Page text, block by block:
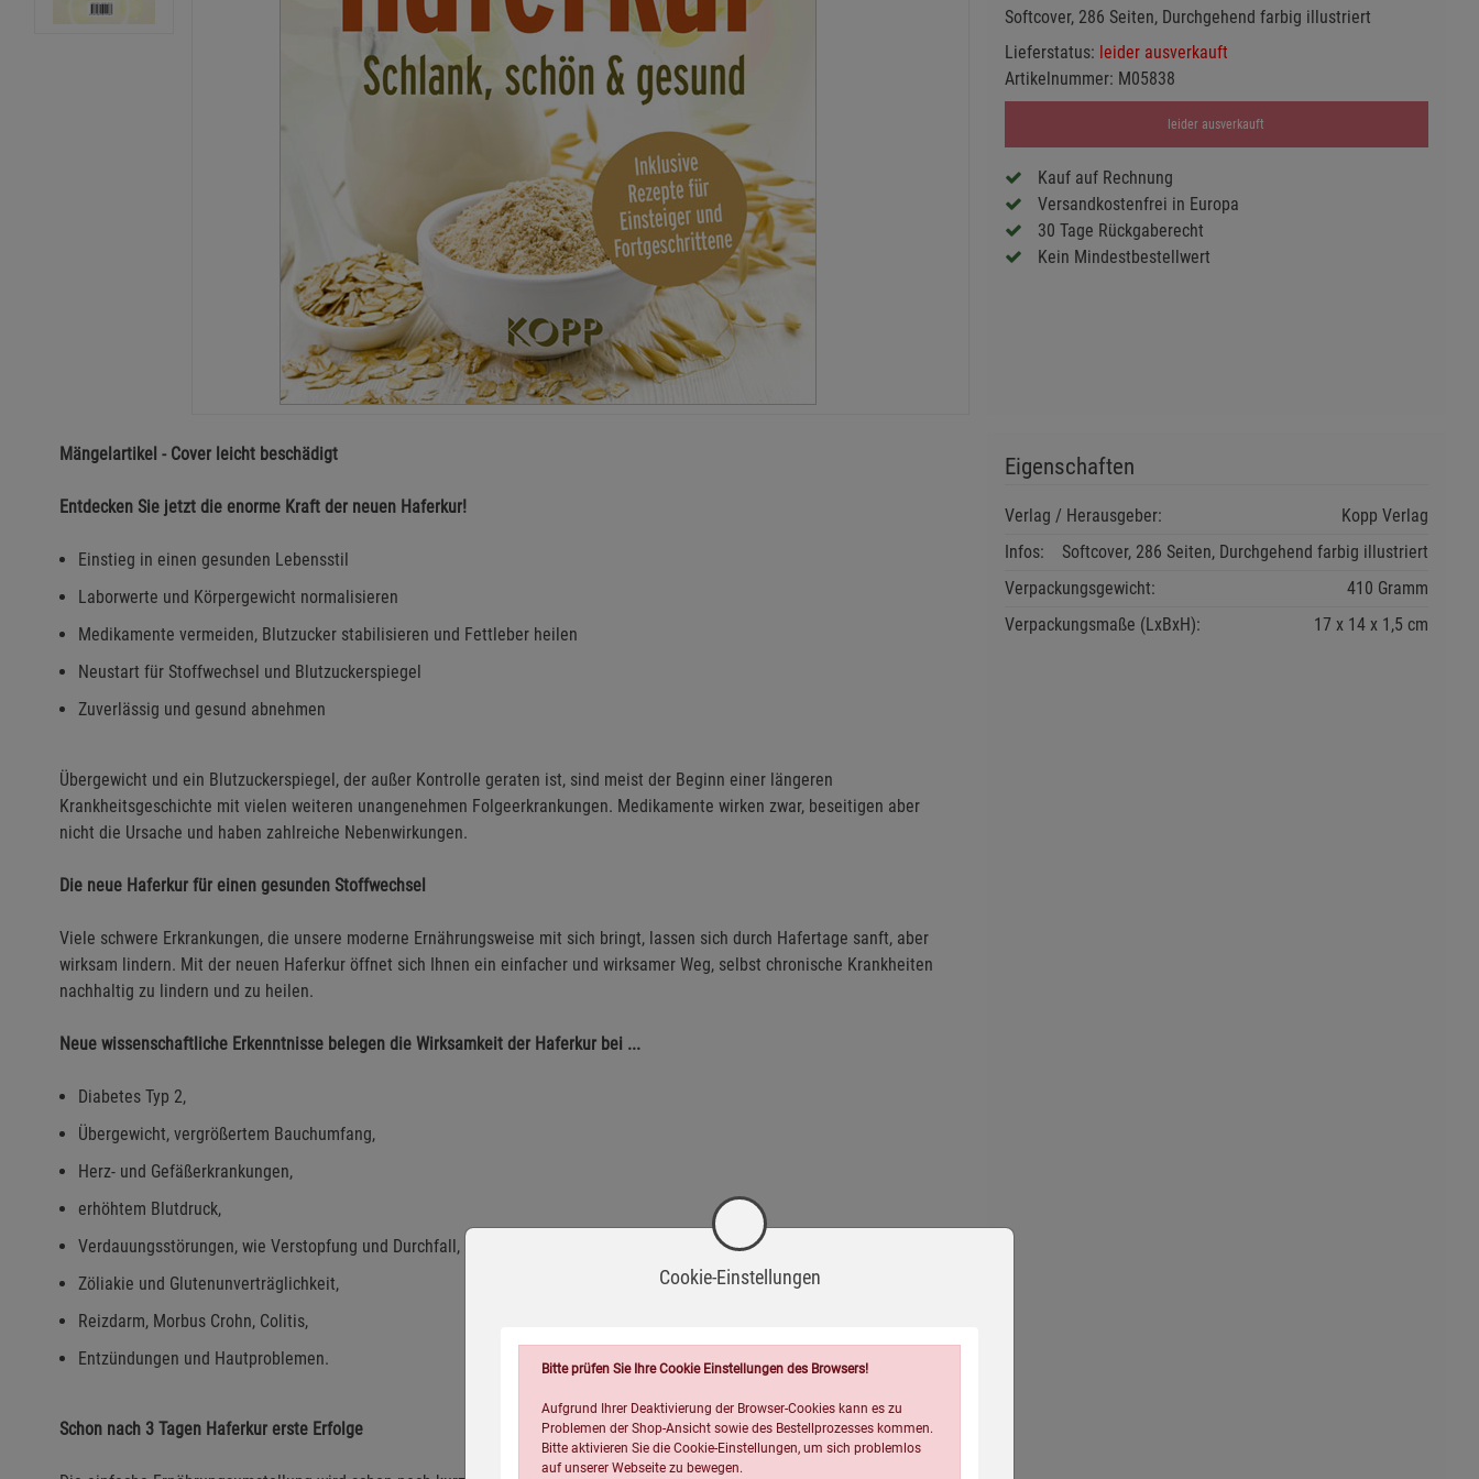
Softcover, 286 Seiten, Durchgehend farbig illustriert
Lieferstatus: leider ausverkauft
Artikelnummer: M05838
leider ausverkauft
Kauf auf Rechnung
Versandkostenfrei in Europa
30 Tage Rückgaberecht
Kein Mindestbestellwert
Mängelartikel - Cover leicht beschädigt
Entdecken Sie jetzt die enorme Kraft der neuen Haferkur!
Einstieg in einen gesunden Lebensstil
Laborwerte und Körpergewicht normalisieren
Medikamente vermeiden, Blutzucker stabilisieren und Fettleber heilen
Neustart für Stoffwechsel und Blutzuckerspiegel
Zuverlässig und gesund abnehmen
Übergewicht und ein Blutzuckerspiegel, der außer Kontrolle geraten ist, sind meist der Beginn einer längeren
Krankheitsgeschichte mit vielen weiteren unangenehmen Folgeerkrankungen. Medikamente wirken zwar, beseitigen aber
nicht die Ursache und haben zahlreiche Nebenwirkungen.
Die neue Haferkur für einen gesunden Stoffwechsel
Viele schwere Erkrankungen, die unsere moderne Ernährungsweise mit sich bringt, lassen sich durch Hafertage sanft, aber
wirksam lindern. Mit der neuen Haferkur öffnet sich Ihnen ein einfacher und wirksamer Weg, selbst chronische Krankheiten
nachhaltig zu lindern und zu heilen.
Neue wissenschaftliche Erkenntnisse belegen die Wirksamkeit der Haferkur bei ...
Diabetes Typ 2,
Übergewicht, vergrößertem Bauchumfang,
Herz- und Gefäßerkrankungen,
erhöhtem Blutdruck,
Verdauungsstörungen, wie Verstopfung und Durchfall,
Zöliakie und Glutenunverträglichkeit,
Reizdarm, Morbus Crohn, Colitis,
Entzündungen und Hautproblemen.
Schon nach 3 Tagen Haferkur erste Erfolge
Eigenschaften
Verlag / Herausgeber:
Kopp Verlag
Infos:
Softcover, 286 Seiten, Durchgehend farbig illustriert
Verpackungsgewicht:
410 Gramm
Verpackungsmaße (LxBxH):
17 14 1,5 cm
Cookie-Einstellungen
Bitte prüfen Sie Ihre Cookie Einstellungen des Browsers!
Aufgrund Ihrer Deaktivierung der Browser-Cookies kann es zu
Problemen der Shop-Ansicht sowie des Bestellprozesses kommen.
Bitte aktivieren Sie die Cookie-Einstellungen, um sich problemlos
auf unserer Webseite zu bewegen.